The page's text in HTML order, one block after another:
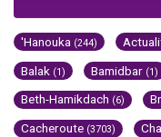
'Hanouka (244)
Balak (1) Bamidbar (1)
Beth-Hamikdach (6)
Cacheroute (3703)